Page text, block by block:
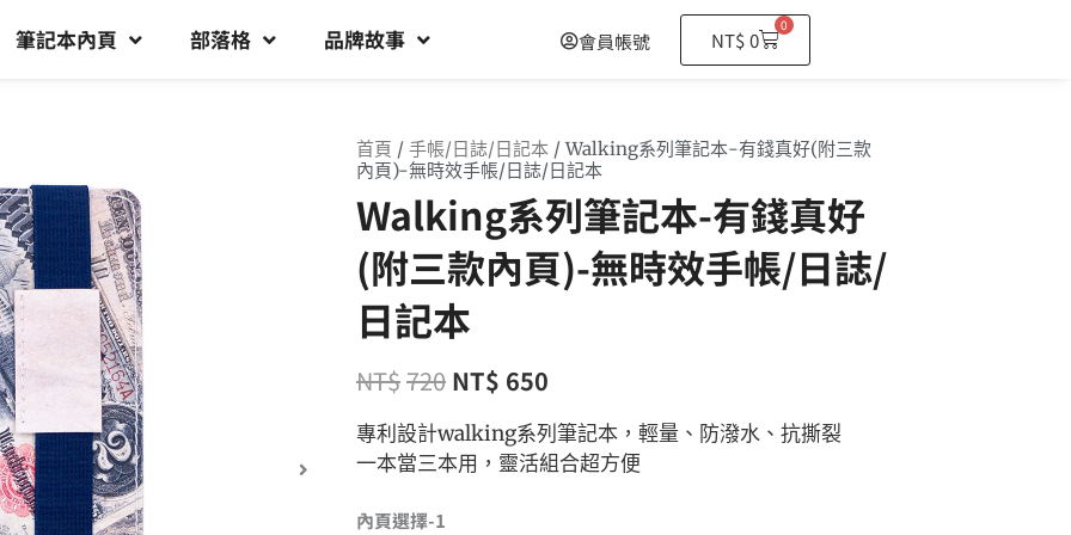
筆記本內頁 部落格 品牌故事 會員帳號 NT$0
0
購
物
首頁 / 手帳/日誌/日記本 / Walking系列筆記本-有錢真好(附三款
內頁)-無時效手帳/日誌/日記本
Walking系列筆記本-有錢真好
(附三款內頁)-無時效手帳/日誌/
日記本
NT$720 NT$ 650
專利設計walking系列筆記本，輕量、防潑水、抗撕裂
一本當三本用，靈活組合超方便
內頁選擇-1